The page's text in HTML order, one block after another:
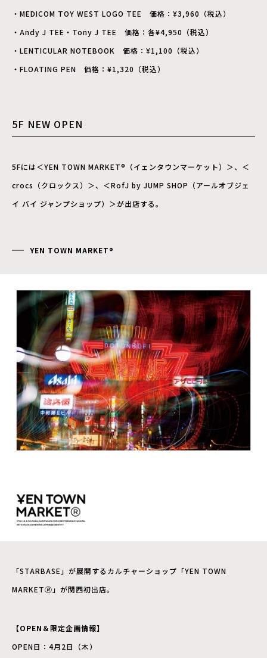
・MEDICOM TOY WEST LOGO TEE 価格：¥3,960（税込）
・Andy J TEE・Tony J TEE 価格：各¥4,950（税込）
・LENTICULAR NOTEBOOK 価格：¥1,100（税込）
・FLOATING PEN 価格：¥1,320（税込）
5F NEW OPEN
5Fには＜YEN TOWN MARKET®（イェンタウンマーケット）＞、＜
crocs（クロックス）＞、＜RofJ by JUMP SHOP（アールオブジェ
イ バイ ジャンプショップ）＞が出店する。
YEN TOWN MARKET®
「STARBASE」が展開するカルチャーショップ「YEN TOWN
MARKET🄬」が関西初出店。
【OPEN＆限定企画情報】
OPEN日：4月2日（木）